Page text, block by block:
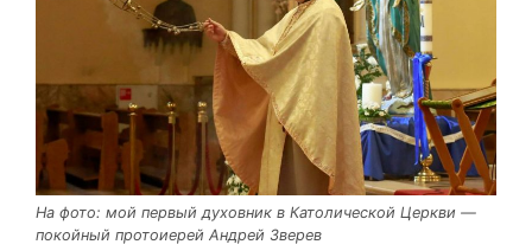
На фото: мой первый духовник в Католической Церкви —
покойный протоиерей Андрей Зверев